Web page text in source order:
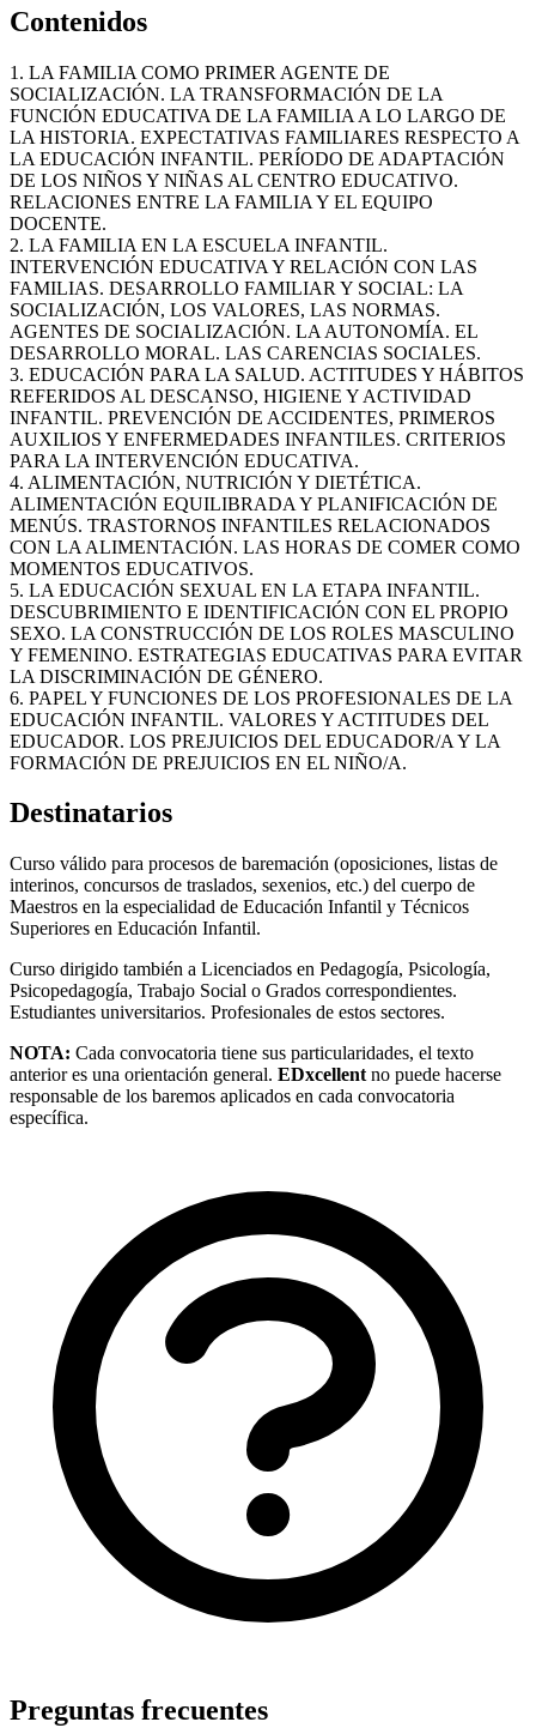
Contenidos
1. LA FAMILIA COMO PRIMER AGENTE DE
SOCIALIZACIÓN. LA TRANSFORMACIÓN DE LA
FUNCIÓN EDUCATIVA DE LA FAMILIA A LO LARGO DE
LA HISTORIA. EXPECTATIVAS FAMILIARES RESPECTO A
LA EDUCACIÓN INFANTIL. PERÍODO DE ADAPTACIÓN
DE LOS NIÑOS Y NIÑAS AL CENTRO EDUCATIVO.
RELACIONES ENTRE LA FAMILIA Y EL EQUIPO
DOCENTE.
2. LA FAMILIA EN LA ESCUELA INFANTIL.
INTERVENCIÓN EDUCATIVA Y RELACIÓN CON LAS
FAMILIAS. DESARROLLO FAMILIAR Y SOCIAL: LA
SOCIALIZACIÓN, LOS VALORES, LAS NORMAS.
AGENTES DE SOCIALIZACIÓN. LA AUTONOMÍA. EL
DESARROLLO MORAL. LAS CARENCIAS SOCIALES.
3. EDUCACIÓN PARA LA SALUD. ACTITUDES Y HÁBITOS
REFERIDOS AL DESCANSO, HIGIENE Y ACTIVIDAD
INFANTIL. PREVENCIÓN DE ACCIDENTES, PRIMEROS
AUXILIOS Y ENFERMEDADES INFANTILES. CRITERIOS
PARA LA INTERVENCIÓN EDUCATIVA.
4. ALIMENTACIÓN, NUTRICIÓN Y DIETÉTICA.
ALIMENTACIÓN EQUILIBRADA Y PLANIFICACIÓN DE
MENÚS. TRASTORNOS INFANTILES RELACIONADOS
CON LA ALIMENTACIÓN. LAS HORAS DE COMER COMO
MOMENTOS EDUCATIVOS.
5. LA EDUCACIÓN SEXUAL EN LA ETAPA INFANTIL.
DESCUBRIMIENTO E IDENTIFICACIÓN CON EL PROPIO
SEXO. LA CONSTRUCCIÓN DE LOS ROLES MASCULINO
Y FEMENINO. ESTRATEGIAS EDUCATIVAS PARA EVITAR
LA DISCRIMINACIÓN DE GÉNERO.
6. PAPEL Y FUNCIONES DE LOS PROFESIONALES DE LA
EDUCACIÓN INFANTIL. VALORES Y ACTITUDES DEL
EDUCADOR. LOS PREJUICIOS DEL EDUCADOR/A Y LA
FORMACIÓN DE PREJUICIOS EN EL NIÑO/A.
Destinatarios
Curso válido para procesos de baremación (oposiciones, listas de
interinos, concursos de traslados, sexenios, etc.) del cuerpo de
Maestros en la especialidad de Educación Infantil y Técnicos
Superiores en Educación Infantil.
Curso dirigido también a Licenciados en Pedagogía, Psicología,
Psicopedagogía, Trabajo Social o Grados correspondientes.
Estudiantes universitarios. Profesionales de estos sectores.
NOTA: Cada convocatoria tiene sus particularidades, el texto
anterior es una orientación general. EDxcellent no puede hacerse
responsable de los baremos aplicados en cada convocatoria
específica.
Preguntas frecuentes